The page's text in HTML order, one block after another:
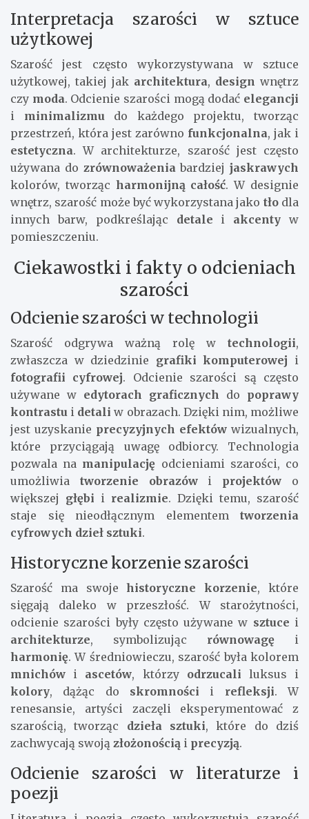
Interpretacja szarości w sztuce
użytkowej
Szarość jest często wykorzystywana w sztuce
użytkowej, takiej jak architektura, design wnętrz
czy moda. Odcienie szarości mogą dodać elegancji
i minimalizmudo każdego projektu, tworząc
przestrzeń, która jest zarówno funkcjonalna, jak i
estetyczna. W architekturze, szarość jest często
używana do zrównoważeniabardziej jaskrawych
kolorów, tworząc harmonijną całość. W designie
wnętrz, szarość może być wykorzystana jako tłodla
innych barw, podkreślając detale i akcenty w
pomieszczeniu.
Ciekawostki i fakty o odcieniach
szarości
Odcienie szarości w technologii
Szarość odgrywa ważną rolę w technologii,
zwłaszcza w dziedzinie grafiki komputerowej i
fotografii cyfrowej. Odcienie szarości są często
używane w edytorach graficznych do poprawy
kontrastu i detali w obrazach. Dzięki nim, możliwe
jest uzyskanie precyzyjnych efektów wizualnych,
które przyciągają uwagę odbiorcy. Technologia
pozwala na manipulację odcieniami szarości, co
umożliwia tworzenie obrazówi projektów o
większej głębi i realizmie. Dzięki temu, szarość
staje się nieodłącznym elementem tworzenia
cyfrowych dzieł sztuki.
Historyczne korzenie szarości
Szarość ma swojehistoryczne korzenie, które
sięgają daleko w przeszłość. W starożytności,
odcienie szarości były często używane w sztuce i
architekturze, symbolizując równowagę i
harmonię. W średniowieczu, szarość była kolorem
mnichów i ascetów, którzy odrzucali luksus i
kolory, dążąc do skromności i refleksji. W
renesansie, artyści zaczęli eksperymentować z
szarością, tworząc dzieła sztuki, które do dziś
zachwycają swoją złożonością i precyzją.
Odcienie szarości w literaturze i
poezji